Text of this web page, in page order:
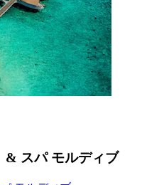
& スパ モルディブ